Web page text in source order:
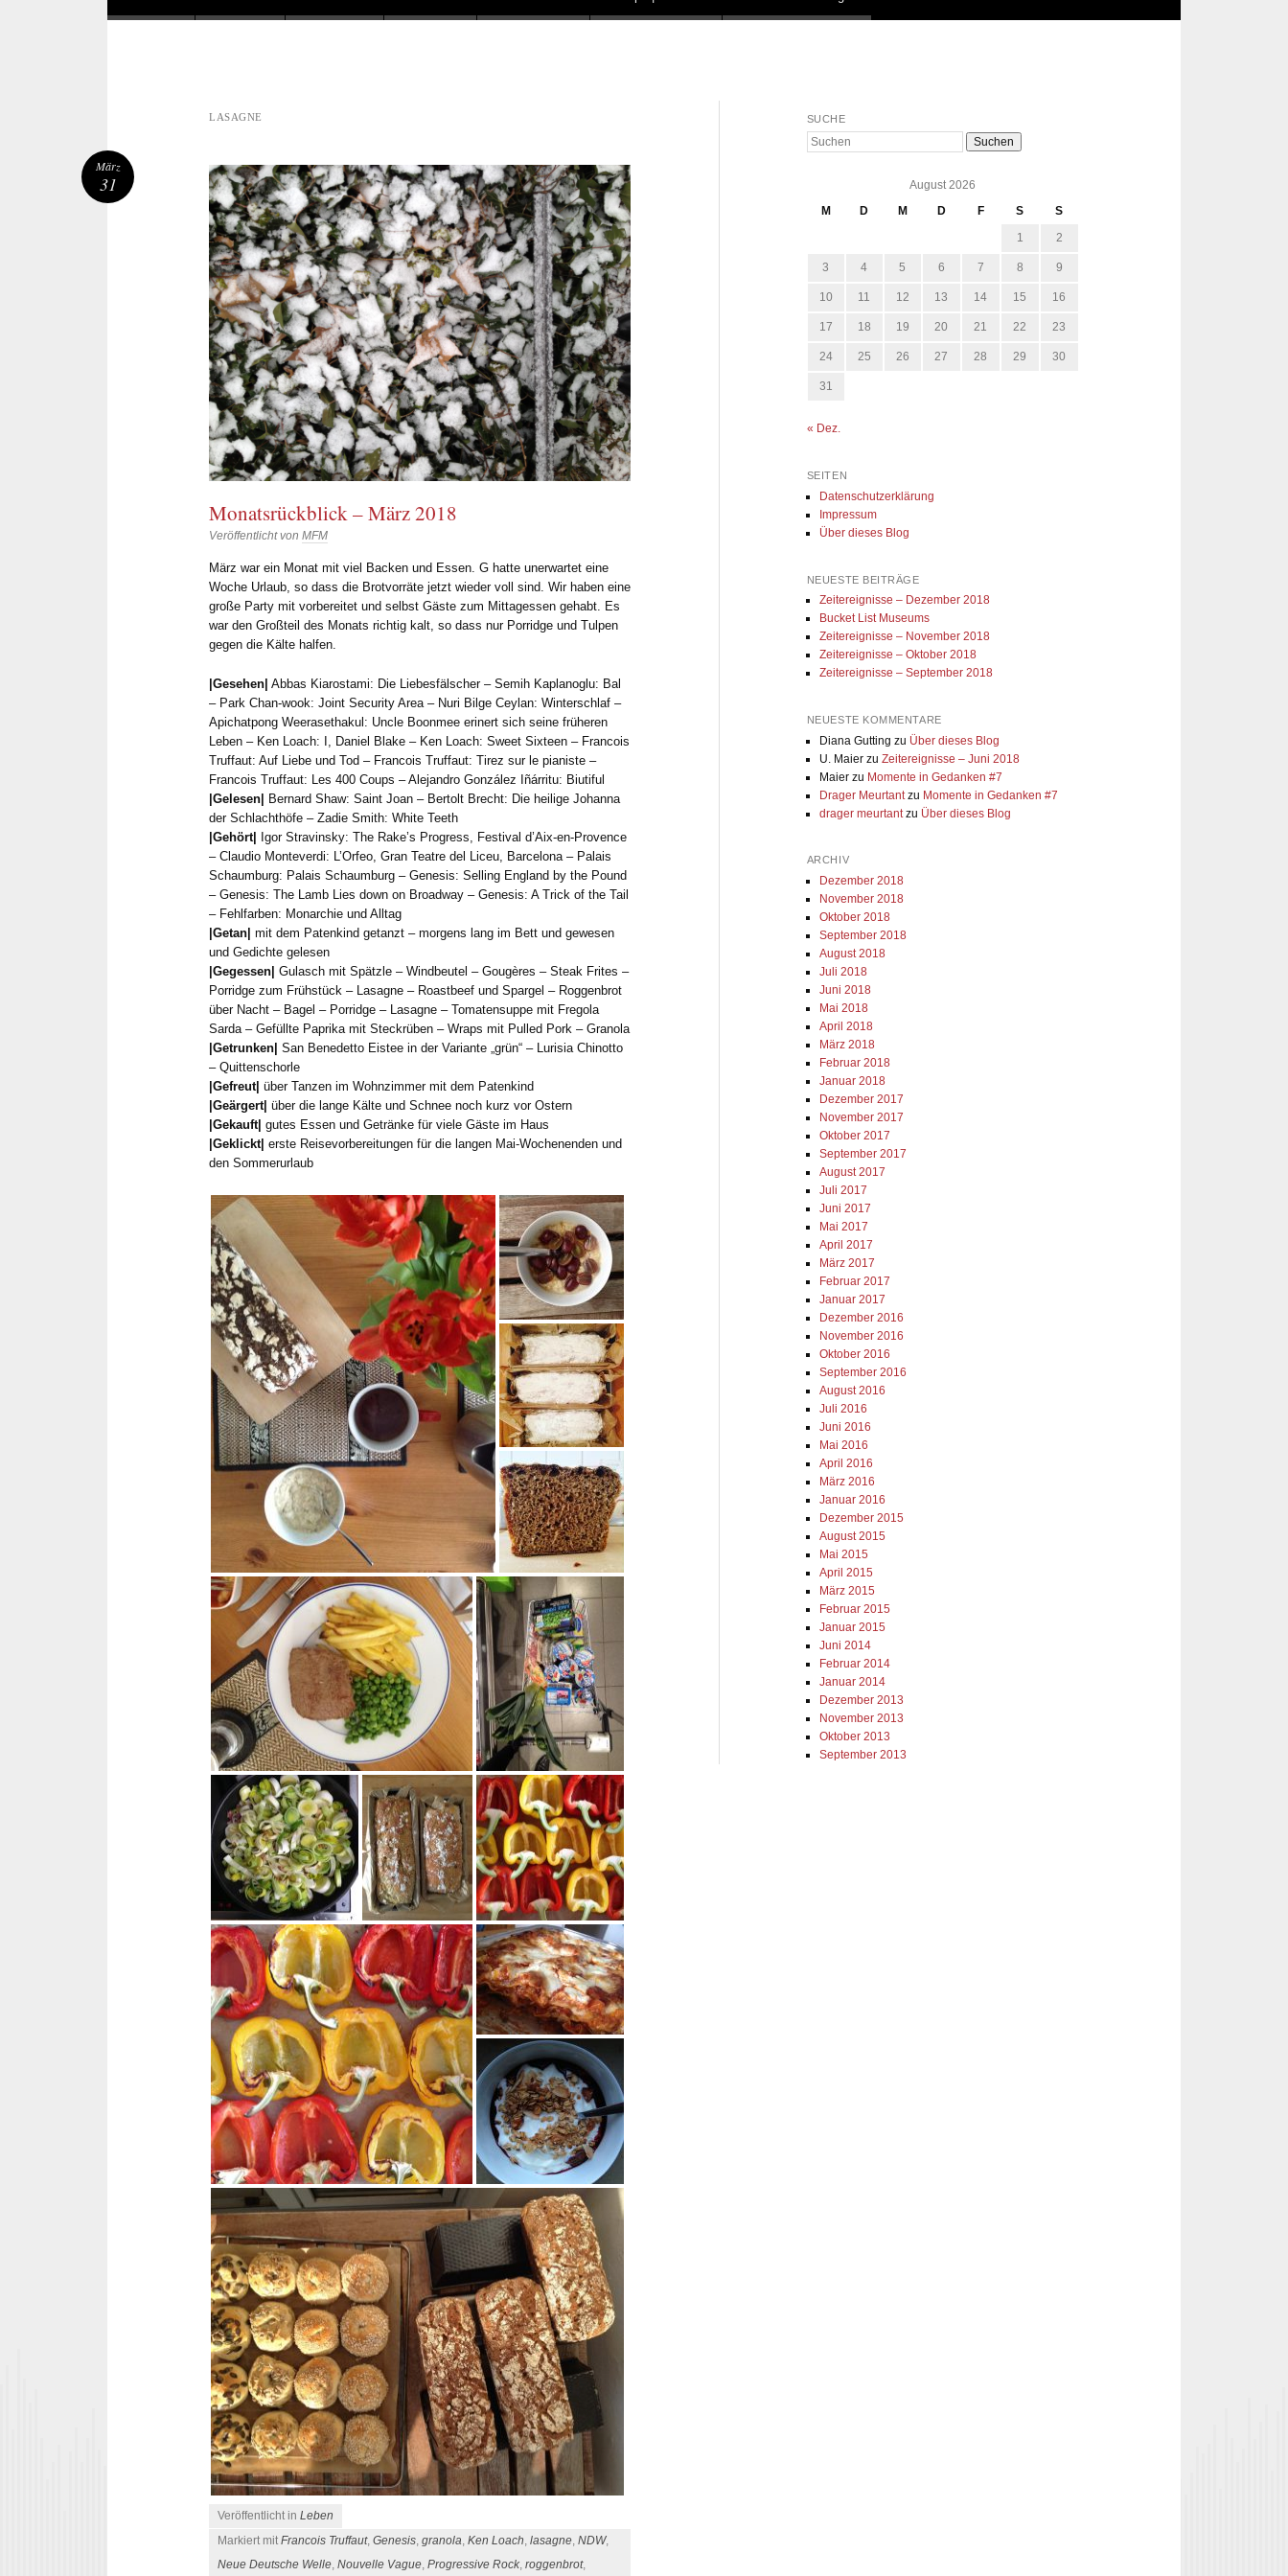
LASAGNE
Monatsrückblick – März 2018
Veröffentlicht von MFM
März war ein Monat mit viel Backen und Essen. G hatte unerwartet eine
Woche Urlaub, so dass die Brotvorräte jetzt wieder voll sind. Wir haben eine
große Party mit vorbereitet und selbst Gäste zum Mittagessen gehabt. Es
war den Großteil des Monats richtig kalt, so dass nur Porridge und Tulpen
gegen die Kälte halfen.
|Gesehen| Abbas Kiarostami: Die Liebesfälscher – Semih Kaplanoglu: Bal
– Park Chan-wook: Joint Security Area – Nuri Bilge Ceylan: Winterschlaf –
Apichatpong Weerasethakul: Uncle Boonmee erinert sich seine früheren
Leben – Ken Loach: I, Daniel Blake – Ken Loach: Sweet Sixteen – Francois
Truffaut: Auf Liebe und Tod – Francois Truffaut: Tirez sur le pianiste –
Francois Truffaut: Les 400 Coups – Alejandro González Iñárritu: Biutiful
|Gelesen| Bernard Shaw: Saint Joan – Bertolt Brecht: Die heilige Johanna
der Schlachthöfe – Zadie Smith: White Teeth
|Gehört| Igor Stravinsky: The Rake’s Progress, Festival d’Aix-en-Provence
– Claudio Monteverdi: L’Orfeo, Gran Teatre del Liceu, Barcelona – Palais
Schaumburg: Palais Schaumburg – Genesis: Selling England by the Pound
– Genesis: The Lamb Lies down on Broadway – Genesis: A Trick of the Tail
– Fehlfarben: Monarchie und Alltag
|Getan| mit dem Patenkind getanzt – morgens lang im Bett und gewesen
und Gedichte gelesen
|Gegessen| Gulasch mit Spätzle – Windbeutel – Gougères – Steak Frites –
Porridge zum Frühstück – Lasagne – Roastbeef und Spargel – Roggenbrot
über Nacht – Bagel – Porridge – Lasagne – Tomatensuppe mit Fregola
Sarda – Gefüllte Paprika mit Steckrüben – Wraps mit Pulled Pork – Granola
|Getrunken| San Benedetto Eistee in der Variante „grün“ – Lurisia Chinotto
– Quittenschorle
|Gefreut| über Tanzen im Wohnzimmer mit dem Patenkind
|Geärgert| über die lange Kälte und Schnee noch kurz vor Ostern
|Gekauft| gutes Essen und Getränke für viele Gäste im Haus
|Geklickt| erste Reisevorbereitungen für die langen Mai-Wochenenden und
den Sommerurlaub
Veröffentlicht in Leben
Markiert mitFrancois Truffaut, Genesis, granola, Ken Loach, lasagne, NDW,
Neue Deutsche Welle, Nouvelle Vague, Progressive Rock, roggenbrot,
März
31
SUCHE
Suchen
August 2026
M
D M D F S
S
1
2
3 4 5 6 7 8 9
10 11 12 13 14 15 16
17 18 19 20 21 22 23
24 25 26 27 28 29 30
31
« Dez.
SEITEN
Datenschutzerklärung
Impressum
Über dieses Blog
NEUESTE BEITRÄGE
Zeitereignisse – Dezember 2018
Bucket List Museums
Zeitereignisse – November 2018
Zeitereignisse – Oktober 2018
Zeitereignisse – September 2018
NEUESTE KOMMENTARE
Diana Gutting zu Über dieses Blog
U. Maierzu Zeitereignisse – Juni 2018
Maierzu Momente in Gedanken #7
Drager Meurtantzu Momente in Gedanken #7
drager meurtantzu Über dieses Blog
ARCHIV
Dezember 2018
November 2018
Oktober 2018
September 2018
August 2018
Juli 2018
Juni 2018
Mai 2018
April 2018
März 2018
Februar 2018
Januar 2018
Dezember 2017
November 2017
Oktober 2017
September 2017
August 2017
Juli 2017
Juni 2017
Mai 2017
April 2017
März 2017
Februar 2017
Januar 2017
Dezember 2016
November 2016
Oktober 2016
September 2016
August 2016
Juli 2016
Juni 2016
Mai 2016
April 2016
März 2016
Januar 2016
Dezember 2015
August 2015
Mai 2015
April 2015
März 2015
Februar 2015
Januar 2015
Juni 2014
Februar 2014
Januar 2014
Dezember 2013
November 2013
Oktober 2013
September 2013